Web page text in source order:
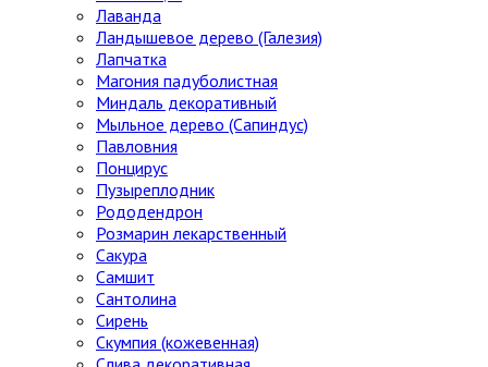
Лаванда
Ландышевое дерево (Галезия)
Лапчатка
Магония падуболистная
Миндаль декоративный
Мыльное дерево (Сапиндус)
Павловния
Понцирус
Пузыреплодник
Рододендрон
Розмарин лекарственный
Сакура
Самшит
Сантолина
Сирень
Скумпия (кожевенная)